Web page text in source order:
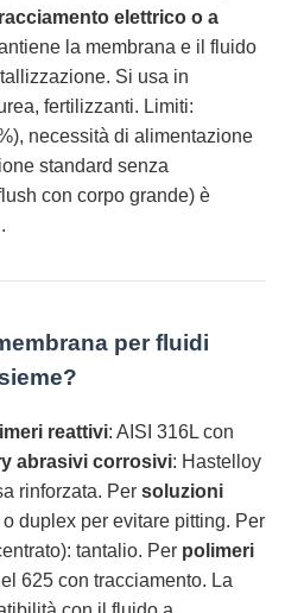
elettrico o a
la membrana e il fluido
Si usa in
fertilizzanti. Limiti:
necessità di alimentazione
standard senza
con corpo grande) è
per fluidi
reattivi: AISI 316L con
abrasivi corrosivi: Hastelloy
rinforzata. Per soluzioni
o duplex per evitare pitting. Per
tantalio. Per polimeri
625 con tracciamento. La